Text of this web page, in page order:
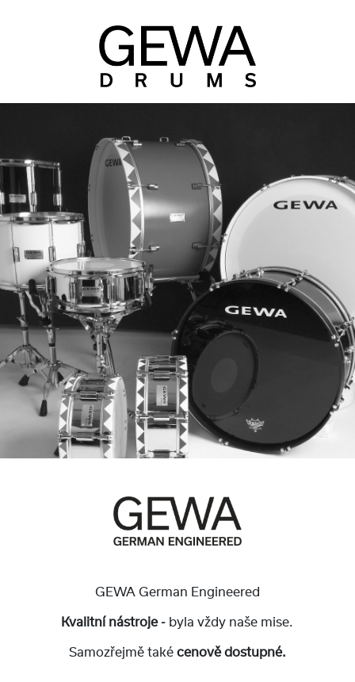
GEWA German Engineered
Kvalitní nástroje - byla vždy naše mise.
Samozřejmě také cenově dostupné.